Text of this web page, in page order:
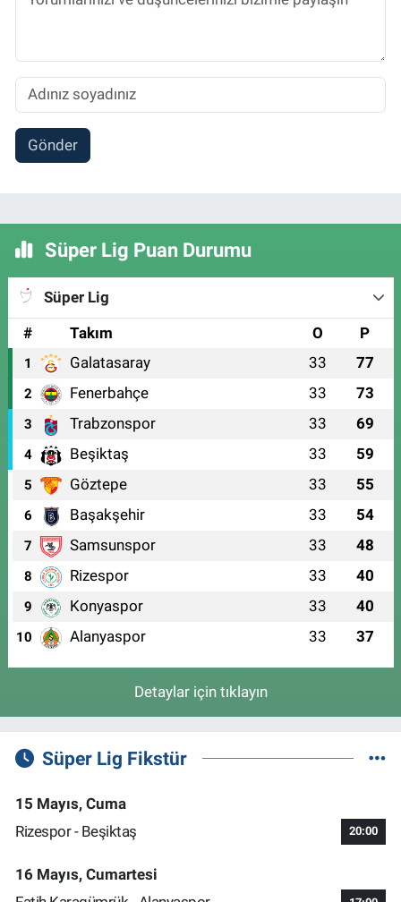
Gönder
Süper Lig Puan Durumu
Süper Lig
#
Takım O P
1 Galatasaray 33 77
2 Fenerbahçe 33 73
3 Trabzonspor 33 69
4 Beşiktaş 33 59
5 Göztepe 33 55
6 Başakşehir 33 54
7 Samsunspor 33 48
8 Rizespor 33 40
9 Konyaspor 33 40
10 Alanyaspor 33 37
Detaylar için tıklayın
Süper Lig Fikstür
15 Mayıs, Cuma
Rizespor - Beşiktaş
20:00
16 Mayıs, Cumartesi